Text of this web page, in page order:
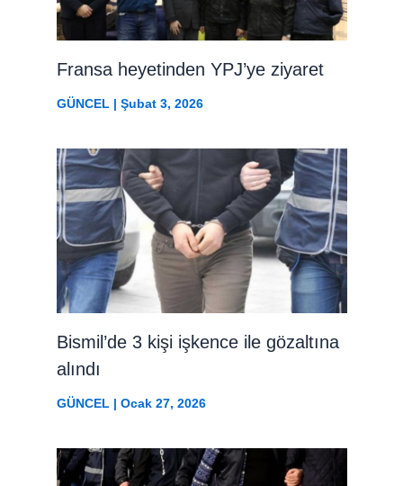
Fransa heyetinden YPJ’ye ziyaret
GÜNCEL| Şubat 3, 2026
Bismil’de 3 kişi işkence ile gözaltına
alındı
GÜNCEL | Ocak 27, 2026